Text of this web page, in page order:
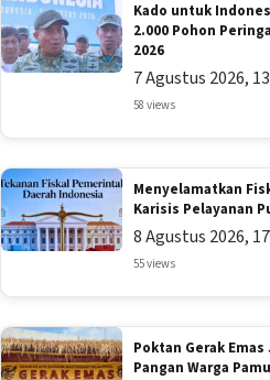
Kado untuk
2.000 Pohon
2026
7 Agustus 2026,
58 views
Menyelamatkan
Karisis Pelayanan
8 Agustus 2026,
55 views
Poktan Gerak
Pangan Warga